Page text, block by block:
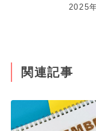
2025
関連記事